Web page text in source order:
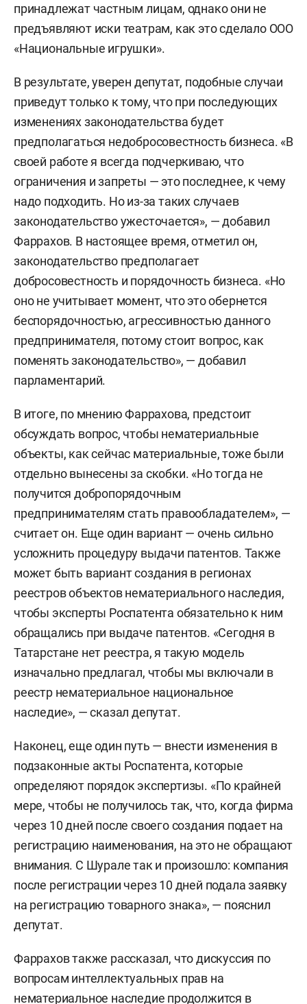
принадлежат частным лицам, однако они не
предъявляют иски театрам, как это сделало ООО
«Национальные игрушки».
В результате, уверен депутат, подобные случаи
приведут только к тому, что при последующих
изменениях законодательства будет
предполагаться недобросовестность бизнеса. «В
своей работе я всегда подчеркиваю, что
ограничения и запреты — это последнее, к чему
надо подходить. Но из-за таких случаев
законодательство ужесточается», — добавил
Фаррахов. В настоящее время, отметил он,
законодательство предполагает
добросовестность и порядочность бизнеса. «Но
оно не учитывает момент, что это обернется
беспорядочностью, агрессивностью данного
предпринимателя, потому стоит вопрос, как
поменять законодательство», — добавил
парламентарий.
В итоге, по мнению Фаррахова, предстоит
обсуждать вопрос, чтобы нематериальные
объекты, как сейчас материальные, тоже были
отдельно вынесены за скобки. «Но тогда не
получится добропорядочным
предпринимателям стать правообладателем», —
считает он. Еще один вариант — очень сильно
усложнить процедуру выдачи патентов. Также
может быть вариант создания в регионах
реестров объектов нематериального наследия,
чтобы эксперты Роспатента обязательно к ним
обращались при выдаче патентов. «Сегодня в
Татарстане нет реестра, я такую модель
изначально предлагал, чтобы мы включали в
реестр нематериальное национальное
наследие», — сказал депутат.
Наконец, еще один путь — внести изменения в
подзаконные акты Роспатента, которые
определяют порядок экспертизы. «По крайней
мере, чтобы не получилось так, что, когда фирма
через 10 дней после своего создания подает на
регистрацию наименования, на это не обращают
внимания. С Шурале так и произошло: компания
после регистрации через 10 дней подала заявку
на регистрацию товарного знака», — пояснил
депутат.
Фаррахов также рассказал, что дискуссия по
вопросам интеллектуальных прав на
нематериальное наследие продолжится в